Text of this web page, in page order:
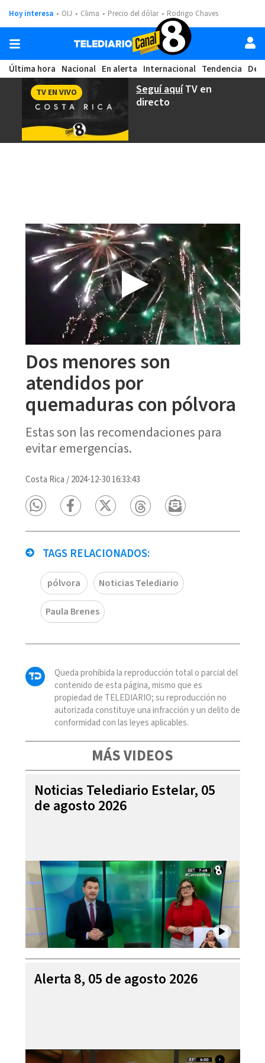
Hoy interesa OIJ Clima Precio del dólar Rodrigo Chaves
Última hora Nacional En alerta Internacional Tendencia
Seguí aquíTV en
directo
TV EN VIVO
Dos menores son
atendidos por
quemaduras con pólvora
Estas son las recomendaciones para
evitar emergencias.
Costa Rica /2024-12-30 16:33:43
TAGS RELACIONADOS:
pólvora Noticias Telediario
Paula Brenes
Queda prohibida la reproducción total o parcial del
contenido de esta página, mismo que es
propiedad de TELEDIARIO; su reproducción no
autorizada constituye una infracción y un delito de
conformidad con las leyes aplicables.
MÁS VIDEOS
Noticias Telediario Estelar, 05
de agosto 2026
Alerta 8, 05 de agosto 2026